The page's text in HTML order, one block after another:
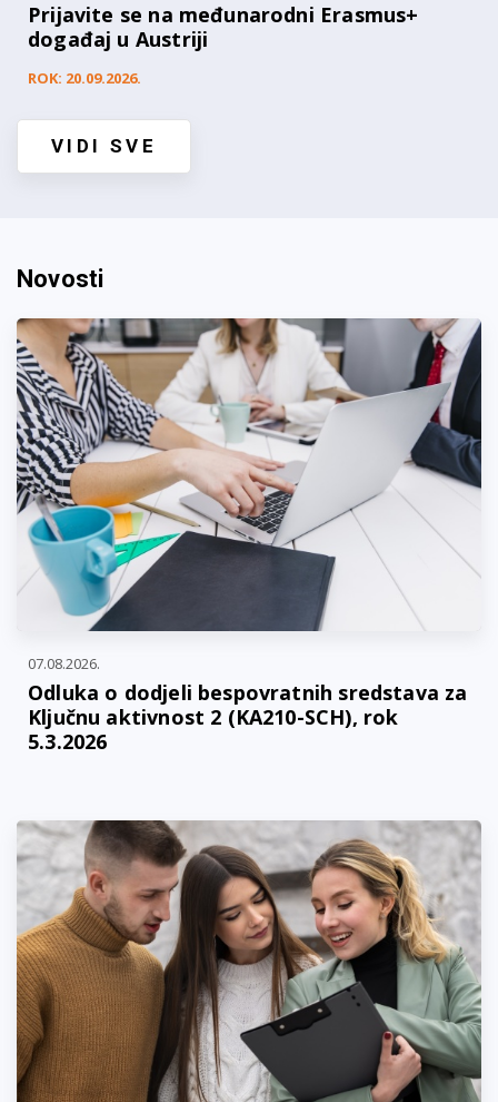
Prijavite se na međunarodni Erasmus+
događaj u Austriji
ROK: 20.09.2026.
VIDI SVE
Novosti
07.08.2026.
Odluka o dodjeli bespovratnih sredstava za
Ključnu aktivnost 2 (KA210-SCH), rok
5.3.2026